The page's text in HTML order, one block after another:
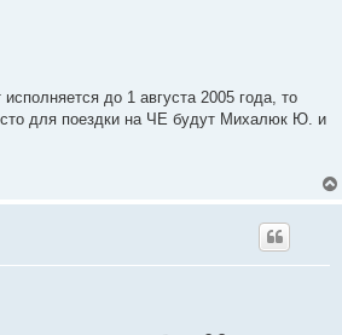
до 1 августа 2005 года, то
для поездки на ЧЕ будут Михалюк Ю. и